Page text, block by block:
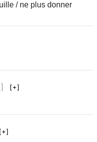
/ ne plus donner